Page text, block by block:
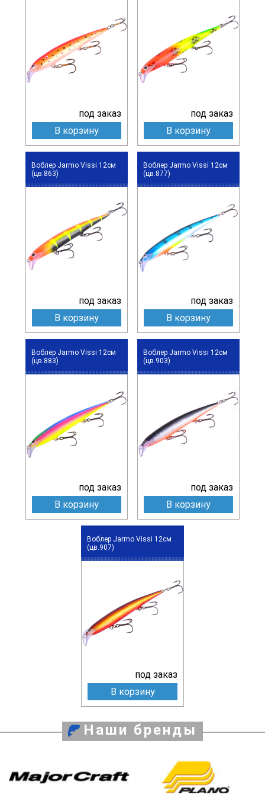
под заказ
В корзину
под заказ
В корзину
Воблер Jarmo Vissi 12см
(цв.863)
под заказ
В корзину
Воблер Jarmo Vissi 12см
(цв.877)
под заказ
В корзину
Воблер Jarmo Vissi 12см
(цв.883)
под заказ
В корзину
Воблер Jarmo Vissi 12см
(цв.903)
под заказ
В корзину
Воблер Jarmo Vissi 12см
(цв.907)
под заказ
В корзину
Наши бренды